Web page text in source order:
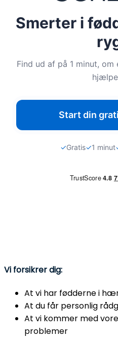
Vi forsikrer dig:
At vi har fødderne i
At du får personlig
At vi kommer med
problemer